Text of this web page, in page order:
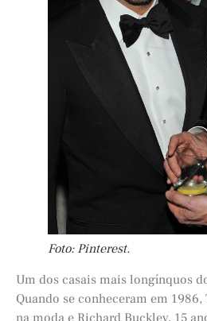
Foto: Pinterest.
Um dos casais mais longínquos
Quando se conheceram em